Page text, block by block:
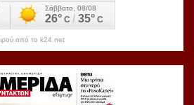
από το k24.net